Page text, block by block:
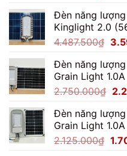
là:
Đèn năng
Kinglight 2.0
4.487.500₫ Giá
là:
Đèn năng
Grain Light 1.0A
2.750.000₫ Giá
là:
Đèn năng
Grain Light 1.0A
2.125.000₫ Giá